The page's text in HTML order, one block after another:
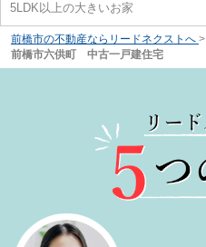
5LDK以上の大きいお家
前橋市の不動産ならリードネクストへ >
前橋市六供町 中古一戸建住宅